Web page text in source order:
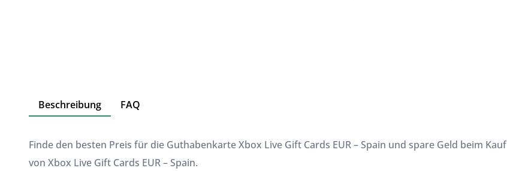
Beschreibung FAQ
Finde den besten Preis für die Guthabenkarte Xbox Live Gift Cards EUR – Spain und spare Geld beim Kauf
von Xbox Live Gift Cards EUR – Spain.